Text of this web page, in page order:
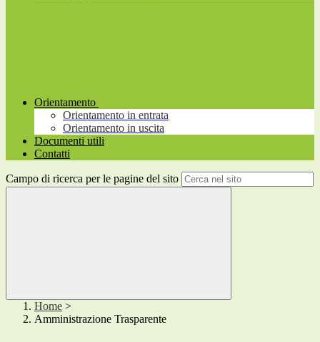
Orientamento
Orientamento in entrata
Orientamento in uscita
Documenti utili
Contatti
Campo di ricerca per le pagine del sito
Home >
Amministrazione Trasparente